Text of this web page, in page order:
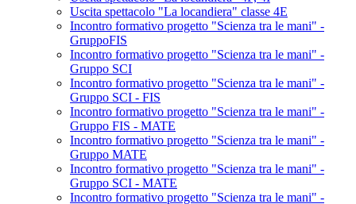
Uscita spettacolo "La locandiera" classe 4E
Incontro formativo progetto "Scienza tra le mani" -
GruppoFIS
Incontro formativo progetto "Scienza tra le mani" -
Gruppo SCI
Incontro formativo progetto "Scienza tra le mani" -
Gruppo SCI - FIS
Incontro formativo progetto "Scienza tra le mani" -
Gruppo FIS - MATE
Incontro formativo progetto "Scienza tra le mani" -
Gruppo MATE
Incontro formativo progetto "Scienza tra le mani" -
Gruppo SCI - MATE
Incontro formativo progetto "Scienza tra le mani" -